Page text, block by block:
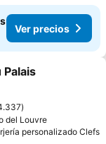
Ver precios
Palais
del Louvre
personalizado Clefs